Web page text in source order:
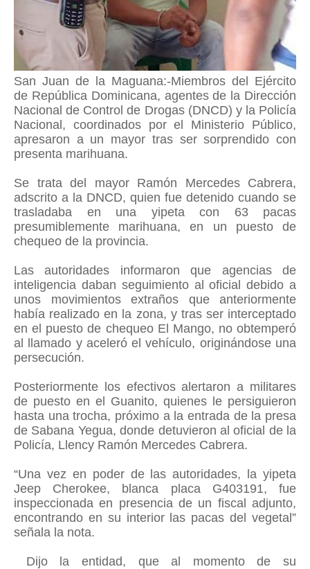
San Juan de la Maguana:-Miembros del Ejército
de República Dominicana, agentes de la Dirección
Nacional de Control de Drogas (DNCD) y la Policía
Nacional, coordinados por el Ministerio Público,
apresaron a un mayor tras ser sorprendido con
presenta marihuana.
Se trata del mayor Ramón Mercedes Cabrera,
adscrito a la DNCD, quien fue detenido cuando se
trasladaba en una yipeta con 63 pacas
presumiblemente marihuana, en un puesto de
chequeo de la provincia.
Las autoridades informaron que agencias de
inteligencia daban seguimiento al oficial debido a
unos movimientos extraños que anteriormente
había realizado en la zona, y tras ser interceptado
en el puesto de chequeo El Mango, no obtemperó
al llamado y aceleró el vehículo, originándose una
persecución.
Posteriormente los efectivos alertaron a militares
de puesto en el Guanito, quienes le persiguieron
hasta una trocha, próximo a la entrada de la presa
de Sabana Yegua, donde detuvieron al oficial de la
Policía, Llency Ramón Mercedes Cabrera.
“Una vez en poder de las autoridades, la yipeta
Jeep Cherokee, blanca placa G403191, fue
inspeccionada en presencia de un fiscal adjunto,
encontrando en su interior las pacas del vegetal”
señala la nota.
Dijo la entidad, que al momento de su